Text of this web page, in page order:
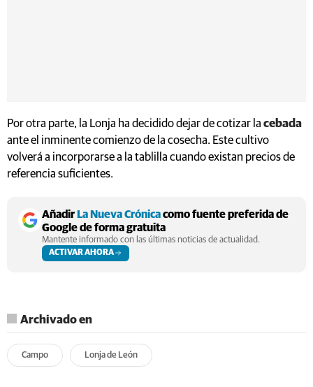
Por otra parte, la Lonja ha decidido dejar de cotizar la cebada
ante el inminente comienzo de la cosecha. Este cultivo
volverá a incorporarse a la tablilla cuando existan precios de
referencia suficientes.
AñadirLa Nueva Crónicacomo fuente preferida de
Google de forma gratuita
Mantente informado con las últimas noticias de actualidad.
ACTIVAR AHORA
Archivado en
Campo Lonja de León